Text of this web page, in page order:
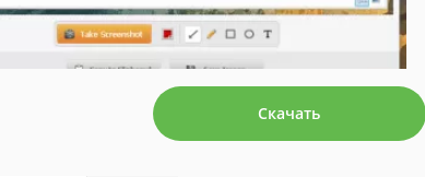
Скачать